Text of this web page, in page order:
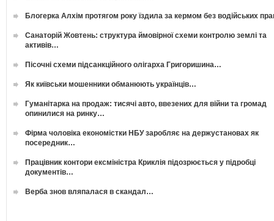
Блогерка Алхім протягом року їздила за кермом без водійських
Санаторій Жовтень: структура ймовірної схеми контролю землі та
активів…
Пісочні схеми підсанкційного олігарха Григоришина…
Як київськи мошенники обманюють українців…
Гуманітарка на продаж: тисячі авто, ввезених для війни та громад
опинилися на ринку…
Фірма чоловіка економістки НБУ заробляє на держустановах як
посередник…
Працівник контори ексміністра Криклія підозрюється у підробці
документів…
Верба знов вляпалася в скандал…